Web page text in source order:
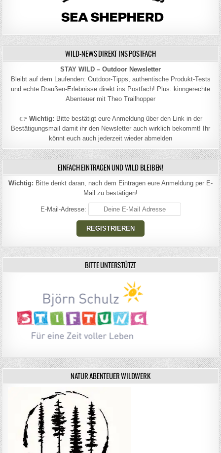
WILD-NEWS DIREKT INS POSTFACH
STAY WILD – Outdoor Newsletter
Bleibt auf dem Laufenden: Outdoor-Tipps, authentische Produkt-Tests
und echte Draußen-Erlebnisse direkt ins Postfach! Plus: kinngerechte
Abenteuer mit Theo Trailhopper
👉 Wichtig: Bitte bestätigt eure Anmeldung über den Link in der
Bestätigungsmail damit ihr den Newsletter auch wirklich bekommt! Ihr
könnt euch auch jederzeit wieder abmelden
EINFACH EINTRAGEN UND WILD BLEIBEN!
Wichtig: Bitte denkt daran, nach dem Eintragen eure Anmeldung per E-
Mail zu bestätigen!
E-Mail-Adresse:
BITTE UNTERSTÜTZT
NATUR ABENTEUER WILDWERK